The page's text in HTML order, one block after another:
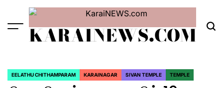
content
Menu KARAINEWS.COM
POSTED
EELATHU CHITHAMPARAM KARAINAGAR SIVAN TEMPLE TEMPLE